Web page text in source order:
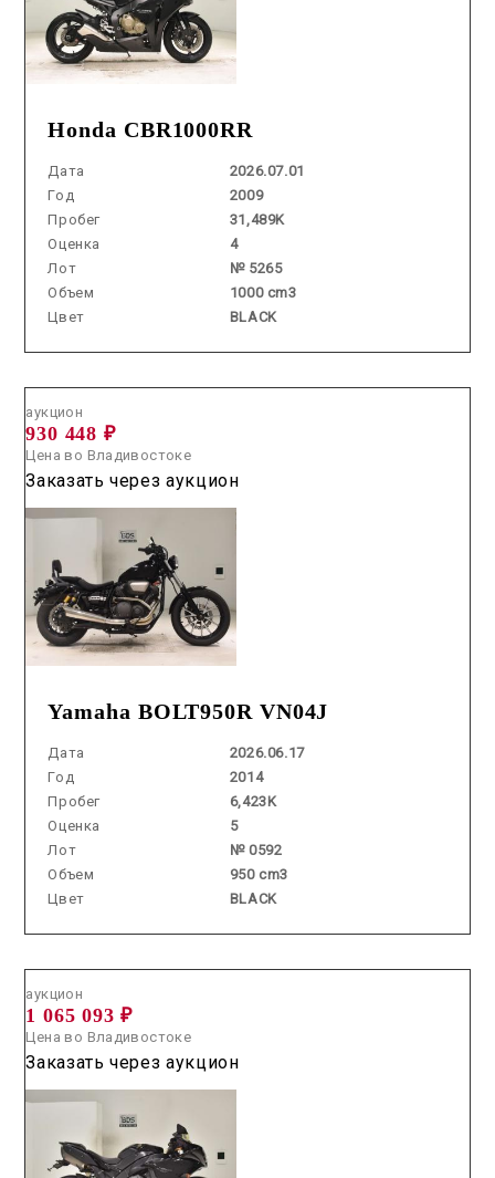
Honda CBR1000RR
Дата
2026.07.01
Год
2009
Пробег
31,489K
Оценка
4
Лот
№ 5265
Объем
1000 cm3
Цвет
BLACK
Yamaha BOLT950R VN04J
Дата
2026.06.17
Год
2014
Пробег
6,423K
Оценка
5
Лот
№ 0592
Объем
950 cm3
Цвет
BLACK
аукцион
930 448 ₽
Цена во Владивостоке
Заказать через аукцион
аукцион
1 065 093 ₽
Цена во Владивостоке
Заказать через аукцион